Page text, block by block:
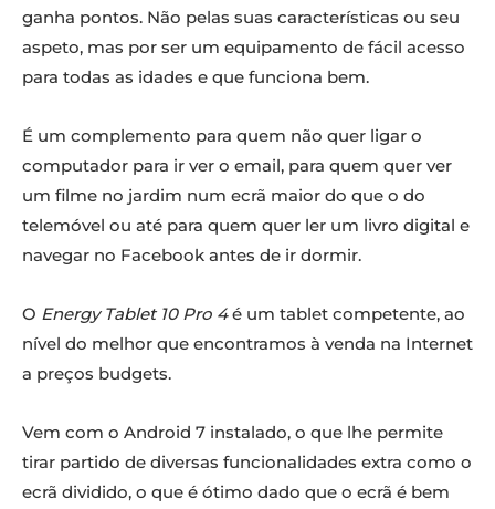
ganha pontos. Não pelas suas características ou seu
aspeto, mas por ser um equipamento de fácil acesso
para todas as idades e que funciona bem.
É um complemento para quem não quer ligar o
computador para ir ver o email, para quem quer ver
um filme no jardim num ecrã maior do que o do
telemóvel ou até para quem quer ler um livro digital e
navegar no Facebook antes de ir dormir.
O Energy Tablet 10 Pro 4é um tablet competente, ao
nível do melhor que encontramos à venda na Internet
a preços budgets.
Vem com o Android 7 instalado, o que lhe permite
tirar partido de diversas funcionalidades extra como o
ecrã dividido, o que é ótimo dado que o ecrã é bem